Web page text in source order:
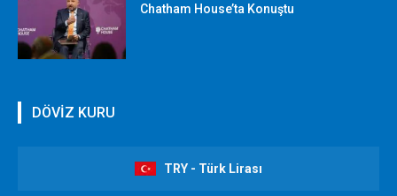
Chatham House’ta Konuştu
DÖVİZ KURU
TRY - Türk Lirası